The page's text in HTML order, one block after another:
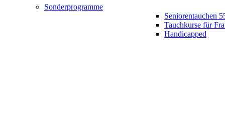
Sonderprogramme
Seniorentauchen
Tauchkurse für
Handicapped